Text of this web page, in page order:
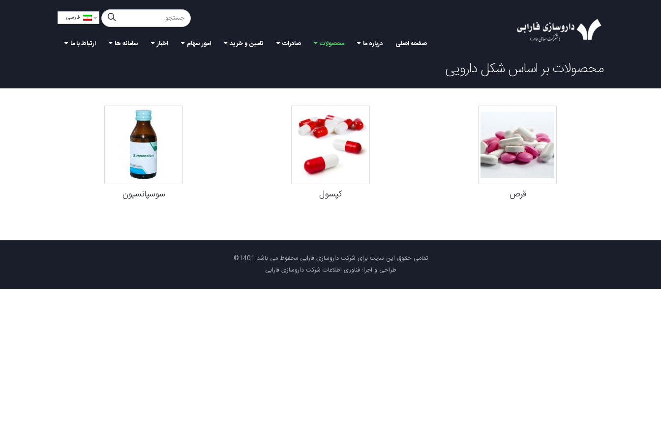
فارسی
صفحه اصلی درباره ما محصولات صادرات تامین و خرید امور سهام اخبار سامانه ها ارتباط با ما
محصولات بر اساس شکل دارویی
قرص کپسول سوسپانسیون
تمامی حقوق این سایت برای شرکت داروسازی فارابی محفوظ می باشد 1401©
طراحی و اجرا: فناوری اطلاعات شرکت داروسازی فارابی